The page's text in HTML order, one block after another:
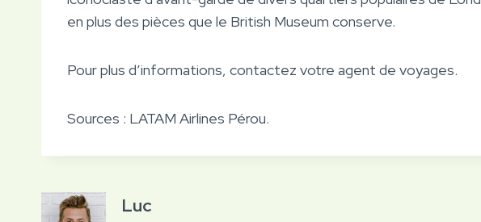
en plus des pièces que le British Museum conserve.
Pour plus d’informations, contactez votre agent de voyages.
Sources : LATAM Airlines Pérou.
Luc